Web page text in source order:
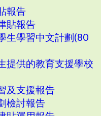
報告
貼報告
生學習中文計劃(80
提供的教育支援學校
及支援報告
檢討報告